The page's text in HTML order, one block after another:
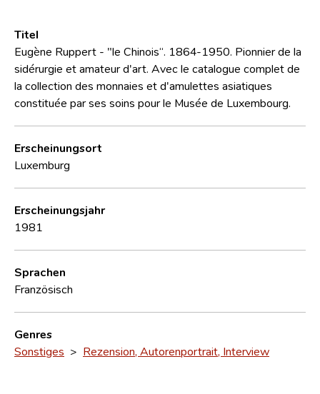
Titel
Eugène Ruppert - "le Chinois“. 1864-1950. Pionnier de la
sidérurgie et amateur d'art. Avec le catalogue complet de
la collection des monnaies et d'amulettes asiatiques
constituée par ses soins pour le Musée de Luxembourg.
Erscheinungsort
Luxemburg
Erscheinungsjahr
1981
Sprachen
Französisch
Genres
Sonstiges > Rezension, Autorenportrait, Interview